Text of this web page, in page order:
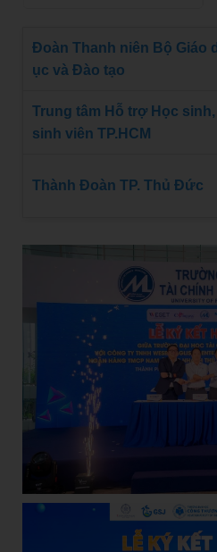
Đoàn Thanh niên Bộ Giáo d
ục và Đào tạo
Trung tâm Hỗ trợ Học sinh,
sinh viên TP.HCM
Thành Đoàn TP. Thủ Đức